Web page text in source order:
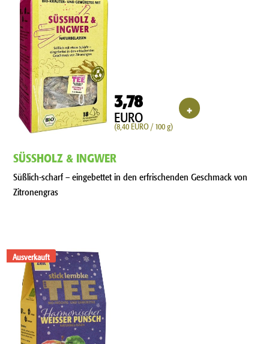
3,78
EURO
(8,40 EURO / 100 g)
+
SÜSSHOLZ & INGWER
Süßlich-scharf – eingebettet in den erfrischenden Geschmack von
Zitronengras
Ausverkauft